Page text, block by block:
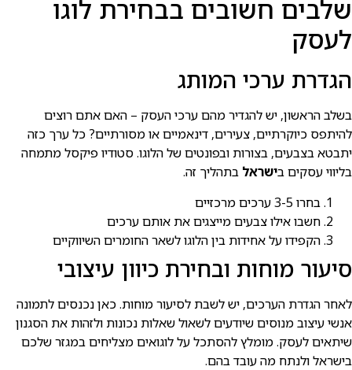
שלבים חשובים בבחירת לוגו
לעסק
הגדרת ערכי המותג
בשלב הראשון, יש להגדיר מהם ערכי העסק – האם אתם רוצים
להיתפס כיוקרתיים, צעירים, דינאמיים או מסורתיים? כל ערך כזה
יתבטא בצבעים, בצורות ובפונטים של הלוגו. סטודיו פיקסל מתמחה
בליווי עסקים בישראל בתהליך זה.
בחרו 3-5 ערכים מרכזיים
חשבו אילו צבעים מייצגים את אותם ערכים
הקפידו על אחידות בין הלוגו לשאר החומרים השיווקיים
סיעור מוחות ובחירת כיוון עיצובי
לאחר הגדרת הערכים, יש לשבת לסיעור מוחות. כאן נכנסים לתמונה
אנשי עיצוב מנוסים שיודעים לשאול שאלות נכונות ולזהות את הסגנון
שיתאים לעסק. מומלץ להסתכל על לוגואים מצליחים במגזר שלכם
בישראל ולנתח מה עובד בהם.